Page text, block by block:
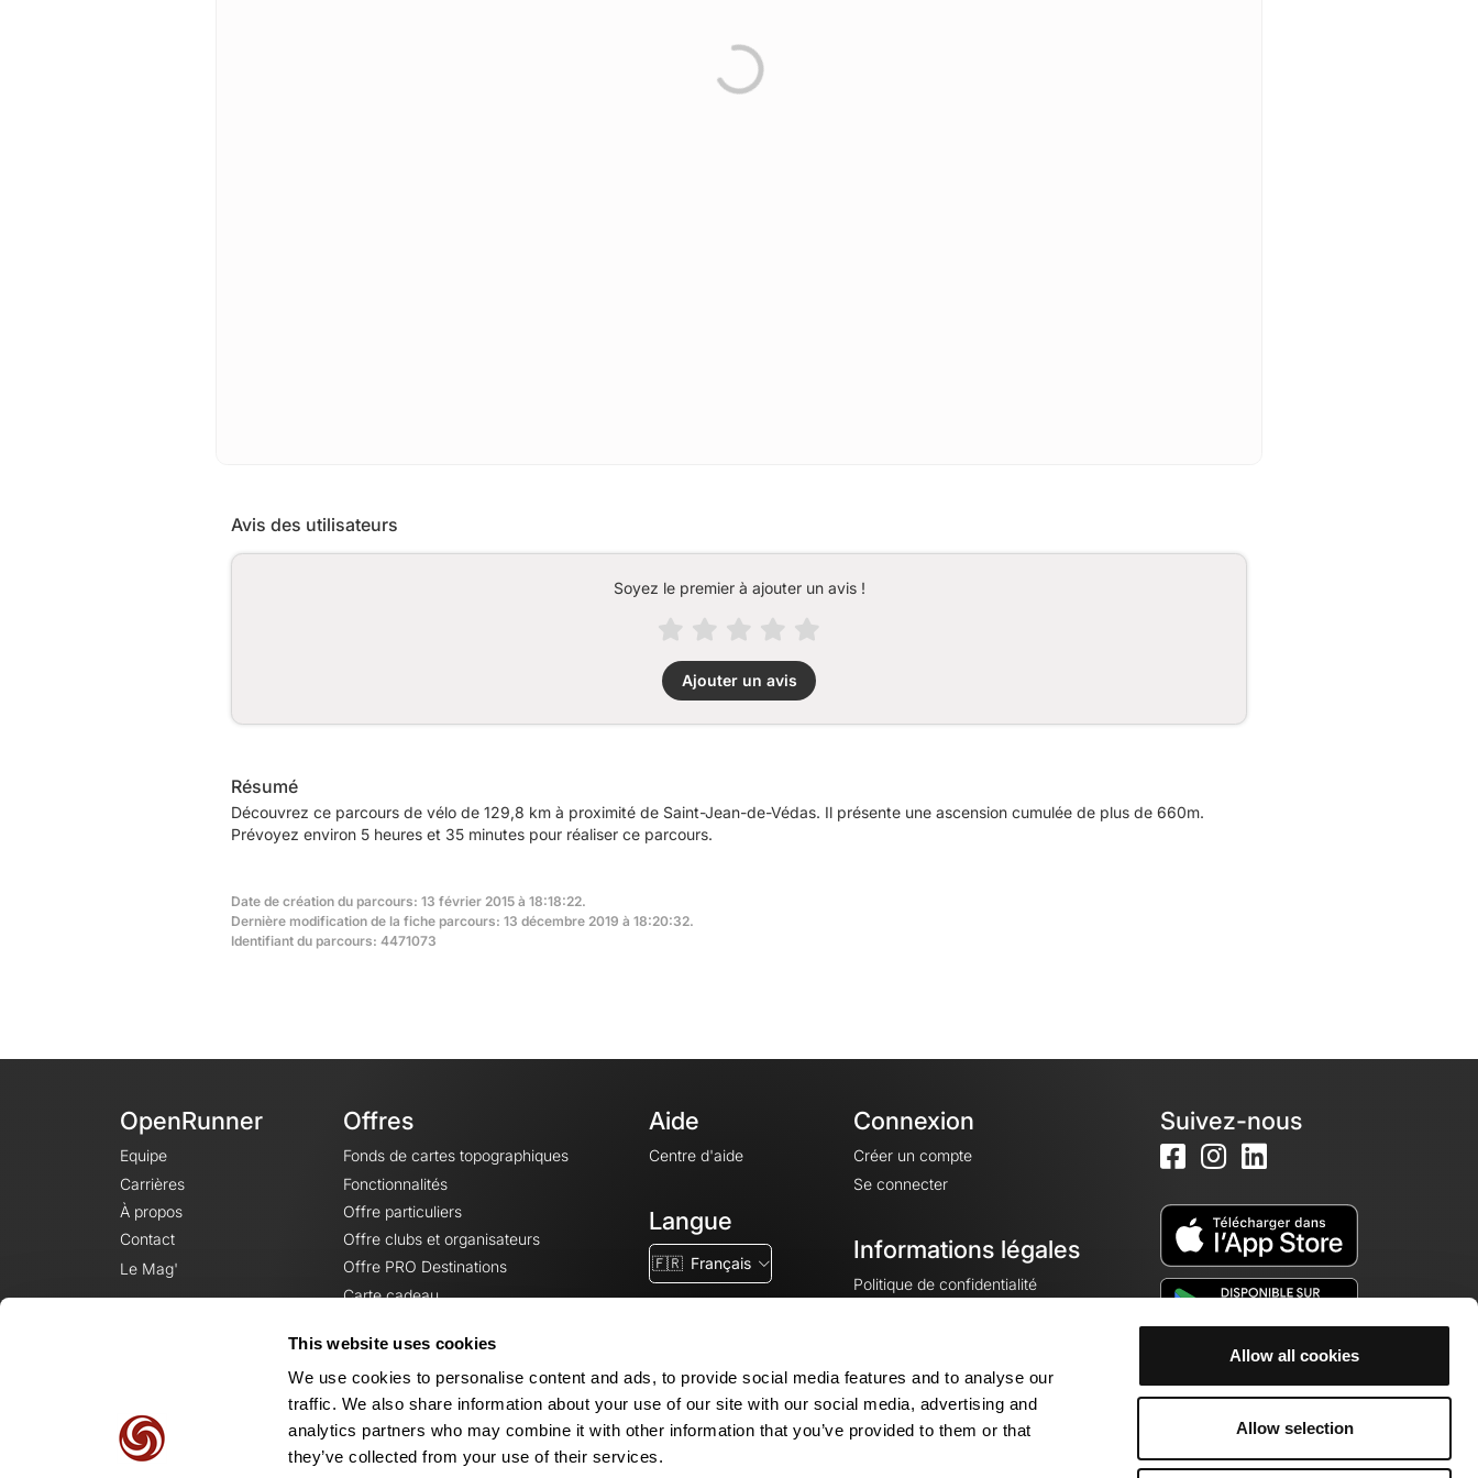
This website uses cookies
We use cookies to personalise content and ads, to provide social media features and to analyse our
traffic. We also share information about your use of our site with our social media, advertising and
analytics partners who may combine it with other information that you’ve provided to them or that
they’ve collected from your use of their services.
Allow all cookies
Allow selection
Avis des utilisateurs
Soyez le premier à ajouter un avis !
Ajouter un avis
Résumé
Découvrez ce parcours de vélo de 129,8 km à proximité de Saint-Jean-de-Védas. Il présente une ascension cumulée de plus de 660m.
Prévoyez environ 5 heures et 35 minutes pour réaliser ce parcours.
Date de création du parcours: 13 février 2015 à 18:18:22.
Dernière modification de la fiche parcours: 13 décembre 2019 à 18:20:32.
Identifiant du parcours: 4471073
OpenRunner
Equipe
Carrières
À propos
Contact
Le Mag'
Offres
Fonds de cartes topographiques
Fonctionnalités
Offre particuliers
Offre clubs et organisateurs
Offre PRO Destinations
Carte cadeau
Aide
Centre d'aide
Langue
🇫🇷 Français
Connexion
Créer un compte
Se connecter
Informations légales
Politique de confidentialité
Mentions légales
Paramètres des cookies
Suivez-nous